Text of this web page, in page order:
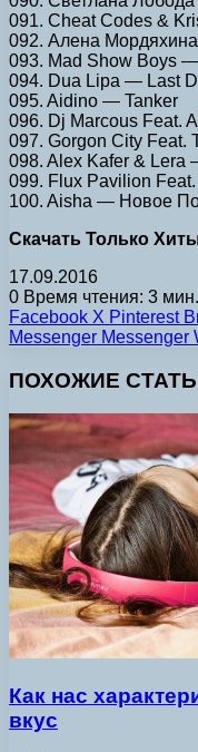
091. Cheat Codes &
092. Алена
093. Mad Show Boys
094. Dua Lipa — Last
095. Aidino — Tanker
096. Dj Marcous Feat.
097. Gorgon City Feat.
098. Alex Kafer &
099. Flux Pavilion
100. Aisha — Новое
Скачать Только
17.09.2016
0 Время чтения: 3 мин.
Facebook X Pinterest
Messenger Messenger
ПОХОЖИЕ
Как нас
вкус